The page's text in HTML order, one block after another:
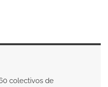
colectivos de